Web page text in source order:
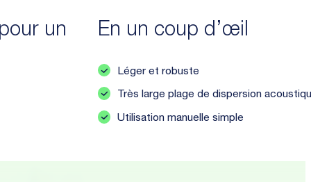
un En un coup d’œil
Léger et robuste
Très large plage de dispersion
Utilisation manuelle simple